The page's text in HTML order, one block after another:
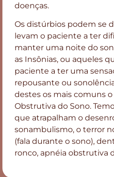
doenças.
Os distúrbios podem se
levam o paciente a ter
manter uma noite do
as Insônias, ou aqueles
paciente a ter uma
repousante ou
destes os mais comuns
Obstrutiva do Sono.
que atrapalham o
sonambulismo, o terror
(fala durante o sono),
ronco, apnéia obstrutiva